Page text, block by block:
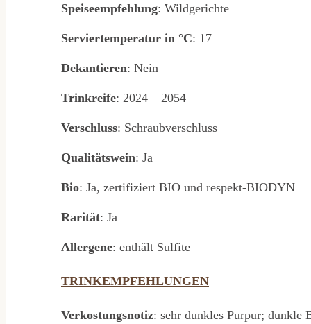
Speiseempfehlung: Wildgerichte
Serviertemperatur in °C: 17
Dekantieren: Nein
Trinkreife: 2024 – 2054
Verschluss: Schraubverschluss
Qualitätswein: Ja
Bio: Ja, zertifiziert BIO und respekt-BIODYN
Rarität: Ja
Allergene: enthält Sulfite
TRINKEMPFEHLUNGEN
Verkostungsnotiz: sehr dunkles Purpur; dunkle